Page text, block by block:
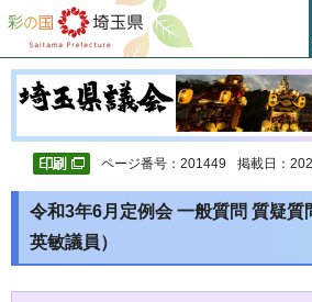
彩の国 埼玉県
ページ番号：201449 掲載日：
令和3年6月定例会 一般質問 質疑質
英敏議員）